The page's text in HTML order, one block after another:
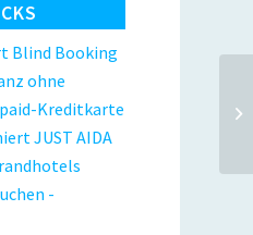
Blind Booking
ohne
Kreditkarte
JUST AIDA
-